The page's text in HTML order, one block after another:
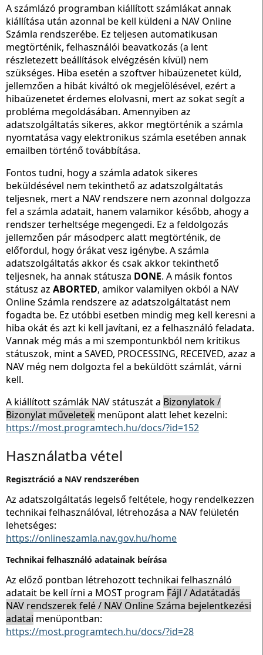
A számlázó programban kiállított számlákat annak
kiállítása után azonnal be kell küldeni a NAV Online
Számla rendszerébe. Ez teljesen automatikusan
megtörténik, felhasználói beavatkozás (a lent
részletezett beállítások elvégzésén kívül) nem
szükséges. Hiba esetén a szoftver hibaüzenetet küld,
jellemzően a hibát kiváltó ok megjelölésével, ezért a
hibaüzenetet érdemes elolvasni, mert az sokat segít a
probléma megoldásában. Amennyiben az
adatszolgáltatás sikeres, akkor megtörténik a számla
nyomtatása vagy elektronikus számla esetében annak
emailben történő továbbítása.
Fontos tudni, hogy a számla adatok sikeres
beküldésével nem tekinthető az adatszolgáltatás
teljesnek, mert a NAV rendszere nem azonnal dolgozza
fel a számla adatait, hanem valamikor később, ahogy a
rendszer terheltsége megengedi. Ez a feldolgozás
jellemzően pár másodperc alatt megtörténik, de
előfordul, hogy órákat vesz igénybe. A számla
adatszolgáltatás akkor és csak akkor tekinthető
teljesnek, ha annak státusza DONE. A másik fontos
státusz az ABORTED, amikor valamilyen okból a NAV
Online Számla rendszere az adatszolgáltatást nem
fogadta be. Ez utóbbi esetben mindig meg kell keresni a
hiba okát és azt ki kell javítani, ez a felhasználó feladata.
Vannak még más a mi szempontunkból nem kritikus
státuszok, mint a SAVED, PROCESSING, RECEIVED, azaz a
NAV még nem dolgozta fel a beküldött számlát, várni
kell.
A kiállított számlák NAV státuszát a Bizonylatok /
Bizonylat műveletek menüpont alatt lehet kezelni:
https://most.programtech.hu/docs/?id=152
Használatba vétel
Regisztráció a NAV rendszerében
Az adatszolgáltatás legelső feltétele, hogy rendelkezzen
technikai felhasználóval, létrehozása a NAV felületén
lehetséges:
https://onlineszamla.nav.gov.hu/home
Technikai felhasználó adatainak beírása
Az előző pontban létrehozott technikai felhasználó
adatait be kell írni a MOST program Fájl / Adatátadás
NAV rendszerek felé / NAV Online Száma bejelentkezési
adatai menüpontban:
https://most.programtech.hu/docs/?id=28